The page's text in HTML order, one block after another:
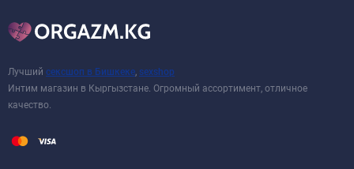
Лучший сексшоп в Бишкеке sexshop
Интим магазин в Кыргызстане. Огромный ассортимент, отличное
качество.